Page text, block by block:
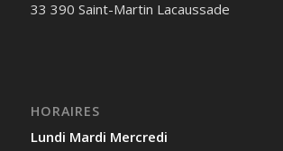
33 390 Saint-Martin Lacaussade
HORAIRES
Lundi Mardi Mercredi